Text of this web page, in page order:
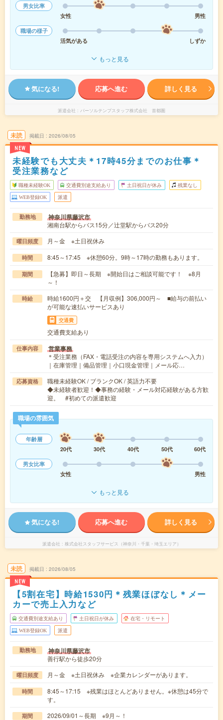
男女比率
女性
男性
職場の様子
活気がある
しずか
もっと見る
気になる! 応募へ進む 詳しく見る
派遣会社 パーソルテンプスタッフ株式会社 首都圏
未読
NEW
掲載日 2026/08/05
未経験でも大丈夫＊17時45分までのお仕事＊
受注業務など
職種未経験OK 交通費別途支給あり 土日祝日が休み 残業なし
WEB登録OK 派遣
勤務地 神奈川県藤沢市
湘南台駅からバス15分／辻堂駅からバス20分
曜日頻度 月～金 ※土日祝休み
時間 8:45～17:45 ※休憩60分。9時～17時の勤務もあります。
期間
【急募】即日～長期 ※開始日はご相談可能です！ ※8月
～！
時給
時給1600円＋交 【月収例】306,000円～ ■給与の前払い
が可能な速払いサービスあり
交通費
交通費支給あり
仕事内容 営業事務
＊受注業務（FAX・電話受注の内容を専用システムへ入力）
｜在庫管理｜備品管理｜小口現金管理｜メール応…
応募資格
職種未経験OK / ブランクOK / 英語力不要
◆未経験者歓迎！◆事務の経験・メール対応経験がある方歓
迎。 #初めての派遣歓迎
職場の雰囲気
年齢層
20代
30代 40代 50代
60代
男女比率
女性
男性
もっと見る
気になる! 応募へ進む 詳しく見る
派遣会社 株式会社スタッフサービス（神奈川・千葉・埼玉エリア）
未読
NEW
掲載日 2026/08/05
【5割在宅】時給1530円＊残業ほぼなし＊メー
カーで売上入力など
交通費別途支給あり 土日祝日が休み 在宅・リモート
WEB登録OK 派遣
勤務地 神奈川県藤沢市
善行駅から徒歩20分
曜日頻度 月～金 ※土日祝休み ※企業カレンダーがあります。
時間
8:45～17:15 ※残業はほとんどありません。※休憩は45分で
す。
期間 2026/09/01～長期 ※9月～！